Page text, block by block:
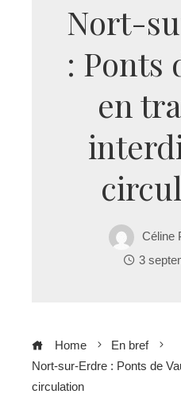
Nort-
: Ponts
en
Céline
3
Home
En bref
Nort-sur-Erdre : Ponts de
circulation